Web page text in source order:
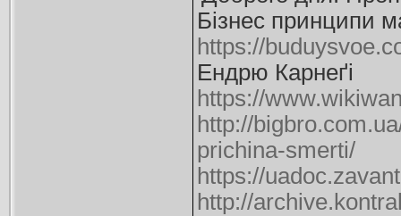
Бізнес принципи
https://
Ендрю Карнеґі
https://
http://
prichina-smerti/
https://
http://